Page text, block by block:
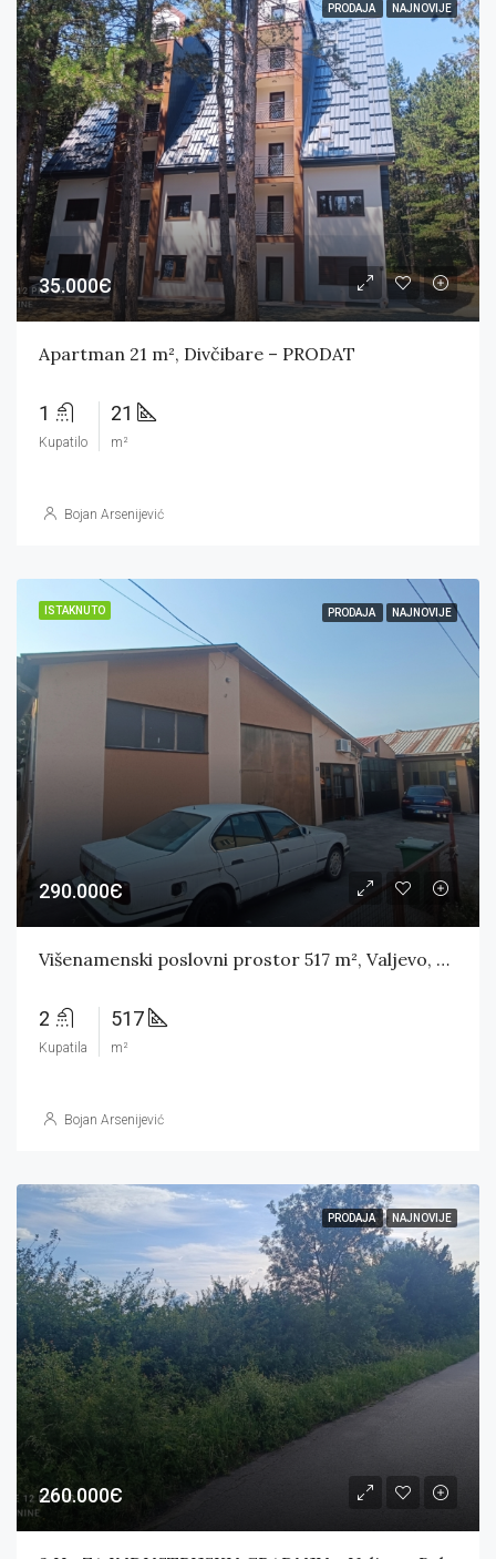
PRODAJA NAJNOVIJE
35.000Є
Apartman 21 m², Divčibare – PRODAT
1
Kupatilo
21
m²
Bojan Arsenijević
ISTAKNUTO PRODAJA NAJNOVIJE
290.000Є
Višenamenski poslovni prostor 517 m², Valjevo, Popučke
2
Kupatila
517
m²
Bojan Arsenijević
PRODAJA NAJNOVIJE
260.000Є